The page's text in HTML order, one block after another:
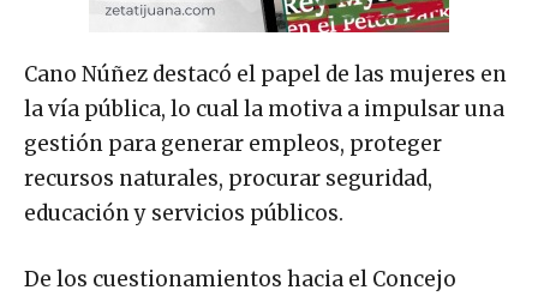
Cano Núñez destacó el papel de las mujeres en
la vía pública, lo cual la motiva a impulsar una
gestión para generar empleos, proteger
recursos naturales, procurar seguridad,
educación y servicios públicos.
De los cuestionamientos hacia el Concejo